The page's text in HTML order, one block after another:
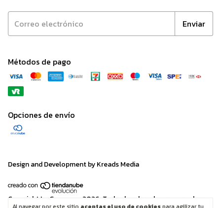
Métodos de pago
Opciones de envío
Design and Development by Kreads Media
Copyright La Gamuza - 2026. Todos los derechos reservados.